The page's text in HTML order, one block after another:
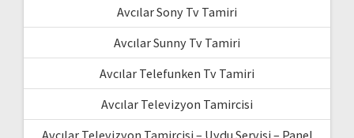
Avcılar Sony Tv Tamiri
Avcılar Sunny Tv Tamiri
Avcılar Telefunken Tv Tamiri
Avcılar Televizyon Tamircisi
Avcılar Televizyon Tamircisi – Uydu Servisi – Panel